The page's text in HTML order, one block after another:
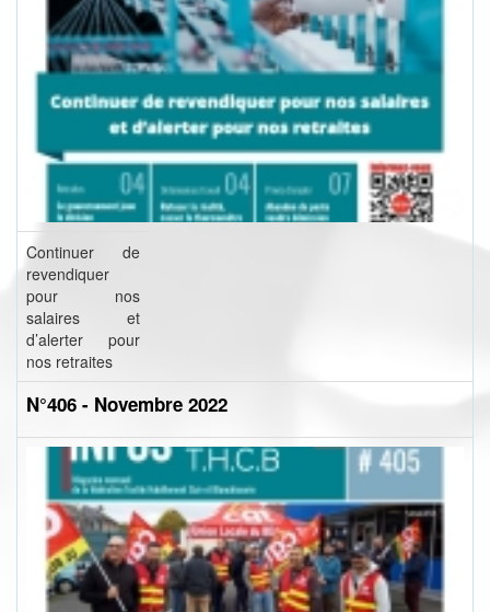
Continuer de
revendiquer
pour nos
salaires et
d’alerter pour
nos retraites
N°406 - Novembre 2022